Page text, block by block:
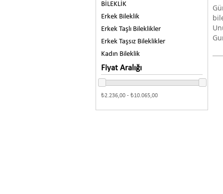
BİLEKLİK
Erkek Bileklik
Erkek Taşlı Bileklikler
Erkek Taşsız Bileklikler
Kadın Bileklik
Fiyat Aralığı
₺2.236,00 - ₺10.065,00